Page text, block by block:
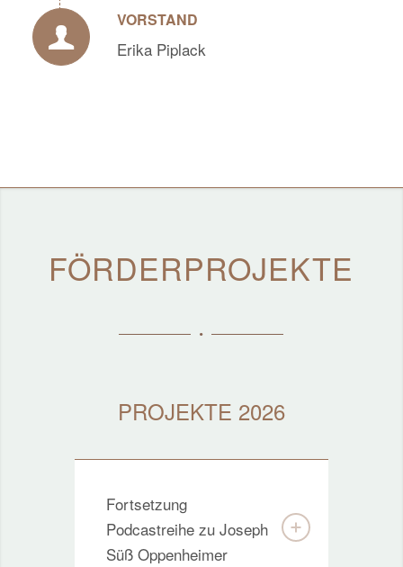
VORSTAND
Erika Piplack
FÖRDERPROJEKTE
PROJEKTE 2026
Fortsetzung
Podcastreihe zu Joseph
Süß Oppenheimer